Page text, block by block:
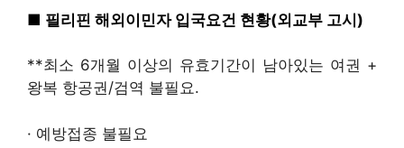
■ 필리핀 해외이민자 입국요건 현황(외교부 고시)
**최소 6개월 이상의 유효기간이 남아있는 여권 +
왕복 항공권/검역 불필요.
· 예방접종 불필요